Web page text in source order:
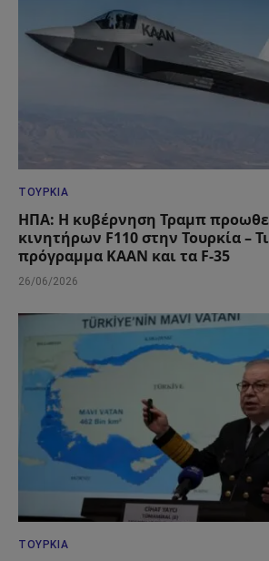
ΤΟΥΡΚΊΑ
ΗΠΑ: Η κυβέρνηση Τραμπ
κινητήρων F110 στην Τουρκία –
πρόγραμμα KAAN και τα F-35
26/06/2026
ΤΟΥΡΚΊΑ